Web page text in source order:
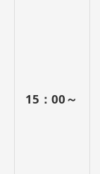
15：00～